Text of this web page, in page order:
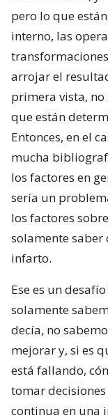
pero lo que
interno, las
arrojar el
primera vista, no
que están
Entonces, en el
mucha
los factores en
sería un
los factores
solamente saber
infarto.
Ese es un
solamente
decía, no
mejorar y, si es
está fallando,
tomar
continua en una